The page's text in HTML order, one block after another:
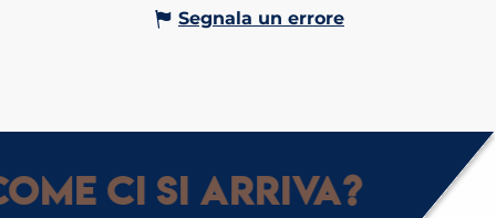
Segnala un errore
ci si arriva?